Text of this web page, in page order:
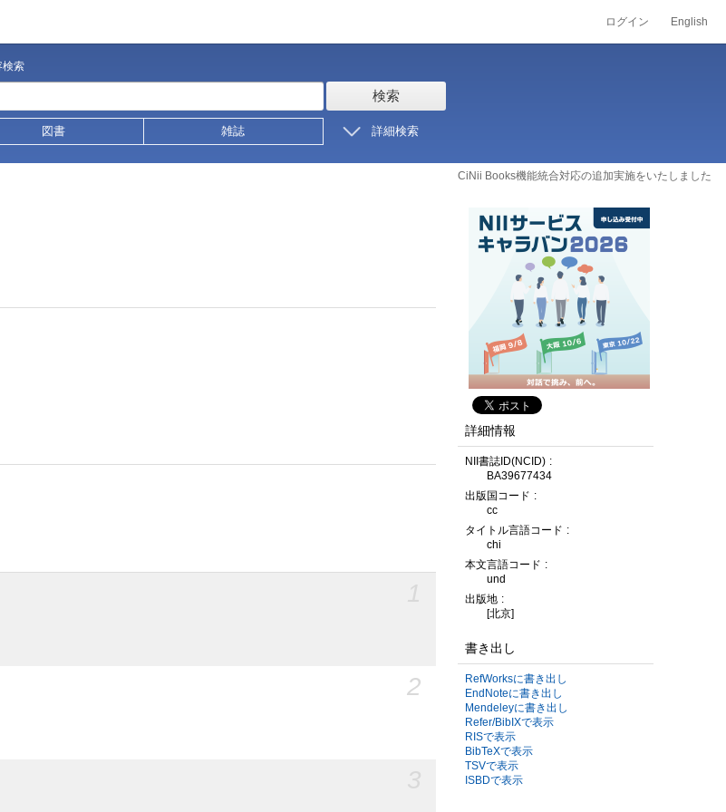
ログイン English
検索
検索
図書 雑誌 詳細検索
CiNii Books機能統合対応の追加実施をいたしました
2
詳細情報
NII書誌ID(NCID)
BA39677434
出版国コード
cc
タイトル言語コード
chi
本文言語コード
und
出版地
[北京]
書き出し
RefWorksに書き出し
EndNoteに書き出し
Mendeleyに書き出し
Refer/BibIXで表示
RISで表示
BibTeXで表示
TSVで表示
ISBDで表示